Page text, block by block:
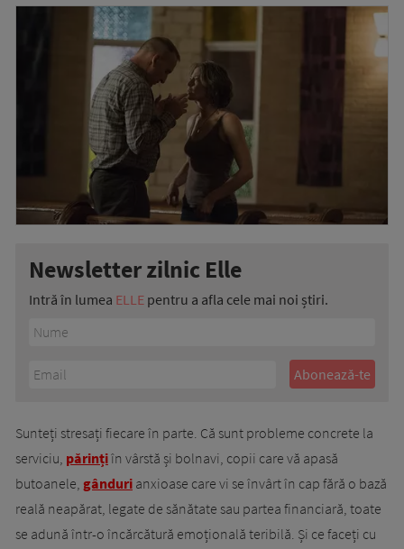
Newsletter zilnic Elle
Intră în lumea ELLE pentru a afla cele mai noi știri.
Sunteți stresați fiecare în parte. Că sunt probleme concrete la
serviciu, părințiîn vârstă și bolnavi, copii care vă apasă
butoanele, gânduri anxioase care vi se învârt în cap fără o bază
reală neapărat, legate de sănătate sau partea financiară, toate
se adună într-o încărcătură emoțională teribilă. Și ce faceți cu